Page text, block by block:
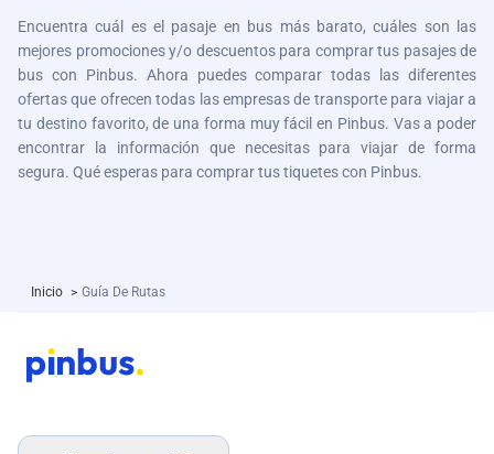
Encuentra cuál es el pasaje en bus más barato, cuáles son las
mejores promociones y/o descuentos para comprar tus pasajes de
bus con Pinbus. Ahora puedes comparar todas las diferentes
ofertas que ofrecen todas las empresas de transporte para viajar a
tu destino favorito, de una forma muy fácil en Pinbus. Vas a poder
encontrar la información que necesitas para viajar de forma
segura. Qué esperas para comprar tus tiquetes con Pinbus.
Inicio > Guía De Rutas